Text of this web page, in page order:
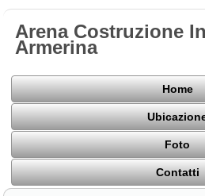
Arena Costruzione
Armerina
Home
Foto
Contatti